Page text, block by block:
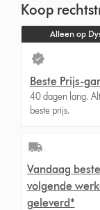
reviews
for
model
Koop
Alleen op
Beste Prijs-
40 dagen lang.
beste prijs.
Vandaag
volgende
geleverd*